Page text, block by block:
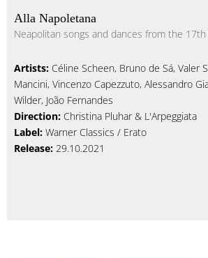
Alla Napoletana
Neapolitan songs and dances from the
Artists: Céline Scheen, Bruno de Sá, Valer
Mancini, Vincenzo Capezzuto, Alessandro
Wilder, João Fernandes
Direction: Christina Pluhar & L'Arpeggiata
Label: Warner Classics / Erato
Release: 29.10.2021